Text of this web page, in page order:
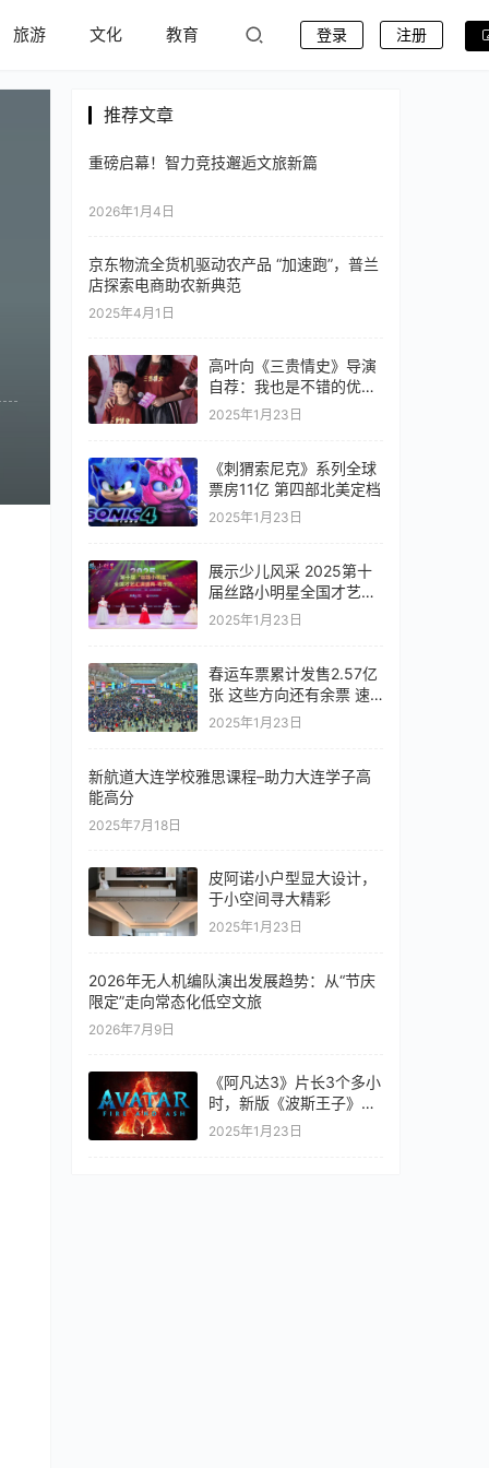
旅游 文化 教育 登录 注册
推荐文章
重磅启幕！智力竞技邂逅文旅新篇
2026年1月4日
京东物流全货机驱动农产品 “加速跑”，普兰
店探索电商助农新典范
2025年4月1日
高叶向《三贵情史》导演
自荐：我也是不错的优秀
女演员，希望能够合作
2025年1月23日
《刺猬索尼克》系列全球
票房11亿 第四部北美定档
2025年1月23日
展示少儿风采 2025第十
届丝路小明星全国才艺汇
演盛典（粤东区）落幕
2025年1月23日
春运车票累计发售2.57亿
张 这些方向还有余票 速
来看→
2025年1月23日
新航道大连学校雅思课程–助力大连学子高
能高分
2025年7月18日
皮阿诺小户型显大设计，
于小空间寻大精彩
2025年1月23日
2026年无人机编队演出发展趋势：从“节庆
限定”走向常态化低空文旅
2026年7月9日
《阿凡达3》片长3个多小
时，新版《波斯王子》传
闻筹备
2025年1月23日